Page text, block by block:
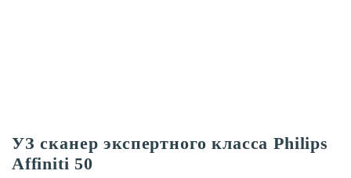
УЗ сканер экспертного класса Philips
Affiniti 50